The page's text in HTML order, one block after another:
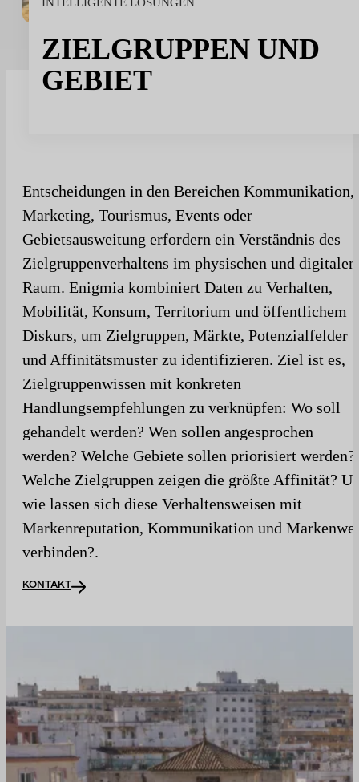
Sport
Sport und Talent
Medien und Berichterstattung
Öffentliche Einrichtungen
ZIELGRUPPEN UND
GEBIET
Entscheidungen in den Bereichen Kommunikation,
Marketing, Tourismus, Events oder
Gebietsausweitung erfordern ein Verständnis des
Zielgruppenverhaltens im physischen und digitalen
Raum. Enigmia kombiniert Daten zu Verhalten,
Mobilität, Konsum, Territorium und öffentlichem
Diskurs, um Zielgruppen, Märkte, Potenzialfelder
und Affinitätsmuster zu identifizieren. Ziel ist es,
Zielgruppenwissen mit konkreten
Handlungsempfehlungen zu verknüpfen: Wo soll
gehandelt werden? Wen sollen angesprochen
werden? Welche Gebiete sollen priorisiert werden?
Welche Zielgruppen zeigen die größte Affinität?
wie lassen sich diese Verhaltensweisen mit
Markenreputation, Kommunikation und
verbinden?.
KONTAKT